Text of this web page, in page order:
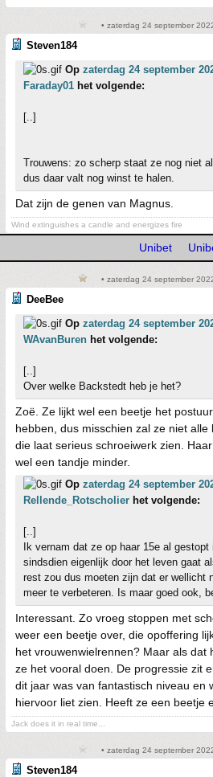
• zaterdag 24 september
Steven184
Op zaterdag 24 september
Faraday01 het volgende:
[..]
Trouwens: zo scherp staat ze nog niet
dus daar valt nog winst te halen.
Dat zijn de genen van Magnus.
Wind extinguishes a candle and energizes fire
Unibet
• zaterdag 24 september
DeeBee
Op zaterdag 24 september
WAvanBuren het volgende:
[..]
Over welke Backstedt heb je het?
Zoë. Ze lijkt wel een beetje het
hebben, dus misschien zal ze niet
die laat serieus schroeiwerk zien.
wel een tandje minder.
Op zaterdag 24 september
Rellende_Rotscholier het volgende:
[..]
Ik vernam dat ze op haar 15e al
sindsdien eigenlijk door het leven gaat
rest zou dus moeten zijn dat er wellicht
meer te verbeteren. Is maar goed ook,
Interessant. Zo vroeg stoppen met
weer een beetje over, die opoffering
het vrouwenwielrennen? Maar als dat
ze het vooral doen. De progressie zit
dit jaar was van fantastisch niveau en
hiervoor liet zien. Heeft ze een beetje
Jack does it in real time...
• zaterdag 24 september
Steven184